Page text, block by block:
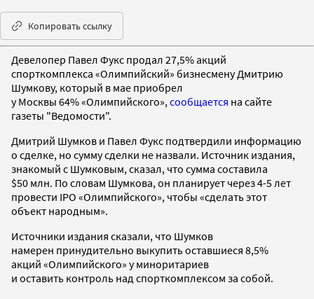
Копировать ссылку
Девелопер Павел Фукс продал 27,5% акций
спорткомплекса «Олимпийский» бизнесмену Дмитрию
Шумкову, который в мае приобрел
у Москвы 64% «Олимпийского», сообщается на сайте
газеты "Ведомости".
Дмитрий Шумков и Павел Фукс подтвердили информацию
о сделке, но сумму сделки не назвали. Источник издания,
знакомый с Шумковым, сказал, что сумма составила
$50 млн. По словам Шумкова, он планирует через 4-5 лет
провести IPO «Олимпийского», чтобы «сделать этот
объект народным».
Источники издания сказали, что Шумков
намерен принудительно выкупить оставшиеся 8,5%
акций «Олимпийского» у миноритариев
и оставить контроль над спорткомплексом за собой.